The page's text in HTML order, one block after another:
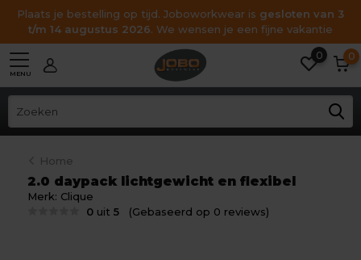
Plaats je bestelling op tijd. Joboworkwear is gesloten van 3
t/m 14 augustus 2026. We wensen je een fijne vakantie
MENU
0 0
Home
2.0 daypack lichtgewicht en flexibel
Merk: Clique
0 uit5 (Gebaseerd op 0 reviews)